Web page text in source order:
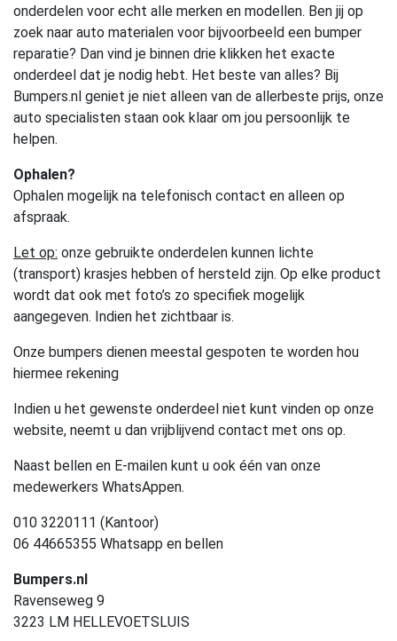
onderdelen voor echt alle merken en modellen. Ben jij op
zoek naar auto materialen voor bijvoorbeeld een bumper
reparatie? Dan vind je binnen drie klikken het exacte
onderdeel dat je nodig hebt. Het beste van alles? Bij
Bumpers.nl geniet je niet alleen van de allerbeste prijs, onze
auto specialisten staan ook klaar om jou persoonlijk te
helpen.
Ophalen?
Ophalen mogelijk na telefonisch contact en alleen op
afspraak.
Let op: onze gebruikte onderdelen kunnen lichte
(transport) krasjes hebben of hersteld zijn. Op elke product
wordt dat ook met foto’s zo specifiek mogelijk
aangegeven. Indien het zichtbaar is.
Onze bumpers dienen meestal gespoten te worden hou
hiermee rekening
Indien u het gewenste onderdeel niet kunt vinden op onze
website, neemt u dan vrijblijvend contact met ons op.
Naast bellen en E-mailen kunt u ook één van onze
medewerkers WhatsAppen.
010 3220111 (Kantoor)
06 44665355 Whatsapp en bellen
Bumpers.nl
Ravenseweg 9
3223 LM HELLEVOETSLUIS